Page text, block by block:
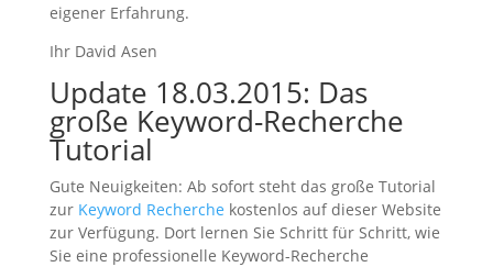
eigener Erfahrung.
Ihr David Asen
Update 18.03.2015: Das
große Keyword-Recherche
Tutorial
Gute Neuigkeiten: Ab sofort steht das große Tutorial
zur Keyword Recherche kostenlos auf dieser Website
zur Verfügung. Dort lernen Sie Schritt für Schritt, wie
Sie eine professionelle Keyword-Recherche